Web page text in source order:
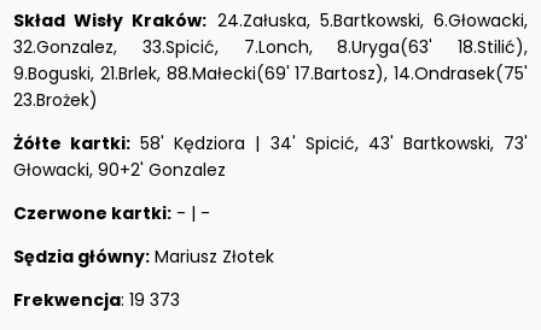
Skład Wisły Kraków: 24.Załuska, 5.Bartkowski, 6.Głowacki,
32.Gonzalez, 33.Spicić, 7.Lonch, 8.Uryga(63' 18.Stilić),
9.Boguski, 21.Brlek, 88.Małecki(69' 17.Bartosz), 14.Ondrasek(75'
23.Brożek)
Żółte kartki: 58' Kędziora | 34' Spicić, 43' Bartkowski, 73'
Głowacki, 90+2' Gonzalez
Czerwone kartki: - | -
Sędzia główny: Mariusz Złotek
Frekwencja: 19 373